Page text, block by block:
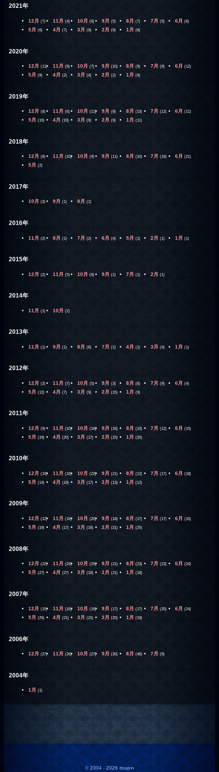
2021年
12月 (7) 11月 (4) 10月 (6) 9月 (5) 8月 (7) 7月 (5) 6月 (6)
5月 (6) 4月 (7) 3月 (9) 2月 (9) 1月 (8)
2020年
12月 (11) 11月 (9) 10月 (7) 9月 (10) 8月 (9) 7月 (9) 6月 (12)
5月 (9) 4月 (2) 3月 (4) 2月 (2) 1月 (4)
2019年
12月 (8) 11月 (6) 10月 (11) 9月 (9) 8月 (13) 7月 (12) 6月 (11)
5月 (10) 4月 (10) 3月 (9) 2月 (9) 1月 (11)
2018年
12月 (8) 11月 (10) 10月 (9) 9月 (11) 8月 (10) 7月 (16) 6月 (21)
5月 (2)
2017年
10月 (3) 9月 (1) 8月 (1)
2016年
11月 (2) 8月 (1) 7月 (2) 6月 (4) 5月 (1) 2月 (1) 1月 (1)
2015年
12月 (2) 11月 (5) 10月 (6) 9月 (1) 7月 (1) 2月 (1)
2014年
11月 (1) 10月 (2)
2013年
11月 (1) 9月 (1) 8月 (6) 7月 (1) 4月 (1) 3月 (4) 1月 (1)
2012年
12月 (2) 11月 (7) 10月 (5) 9月 (3) 8月 (6) 7月 (9) 6月 (4)
5月 (12) 4月 (7) 3月 (9) 2月 (15) 1月 (9)
2011年
12月 (9) 11月 (10) 10月 (16) 9月 (16) 8月 (10) 7月 (12) 6月 (15)
5月 (19) 4月 (20) 3月 (17) 2月 (15) 1月 (20)
2010年
12月 (19) 11月 (18) 10月 (22) 9月 (21) 8月 (12) 7月 (17) 6月 (18)
5月 (14) 4月 (16) 3月 (17) 2月 (13) 1月 (12)
2009年
12月 (12) 11月 (16) 10月 (20) 9月 (18) 8月 (17) 7月 (17) 6月 (16)
5月 (19) 4月 (17) 3月 (16) 2月 (21) 1月 (25)
2008年
12月 (22) 11月 (24) 10月 (25) 9月 (21) 8月 (23) 7月 (23) 6月 (24)
5月 (27) 4月 (27) 3月 (18) 2月 (21) 1月 (18)
2007年
12月 (15) 11月 (16) 10月 (16) 9月 (17) 8月 (17) 7月 (20) 6月 (24)
5月 (25) 4月 (21) 3月 (21) 2月 (20) 1月 (19)
2006年
12月 (27) 11月 (26) 10月 (27) 9月 (30) 8月 (46) 7月 (9)
2004年
1月 (1)
© 2004 - 2026 itsupin